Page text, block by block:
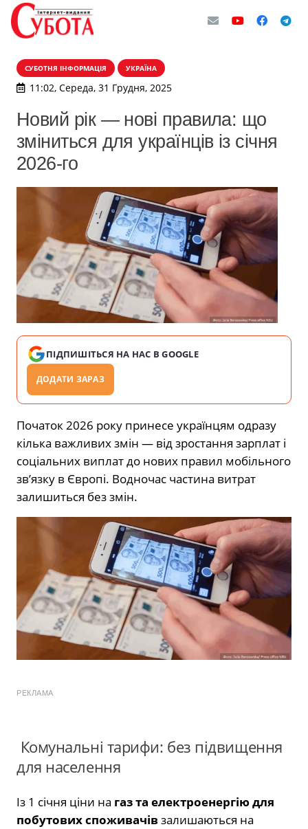
СУБОТНЯ ІНФОРМАЦІЯ УКРАЇНА
11:02, Середа, 31 Грудня, 2025
Новий рік — нові правила: що
зміниться для українців із січня
2026-го
ПІДПИШІТЬСЯ НА НАС В GOOGLE
ДОДАТИ ЗАРАЗ
Початок 2026 року принесе українцям одразу
кілька важливих змін — від зростання зарплат і
соціальних виплат до нових правил мобільного
зв’язку в Європі. Водночас частина витрат
залишиться без змін.
РЕКЛАМА
Комунальні тарифи: без підвищення
для населення
Із 1 січня ціни на газ та електроенергію для
побутових споживачівзалишаються на